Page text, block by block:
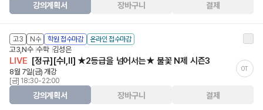
강의계획서 장바구니 결제
고3 N수 학원 접수마감 온라인 접수마감
고3,N수 수학 김성은
LIVE [정규][수I,II] ★2등급을 넘어서는★ 불꽃 N제 시즌3
OT
8월 7일(금) 개강
[금] 18:30-22:00
강의계획서 장바구니 결제